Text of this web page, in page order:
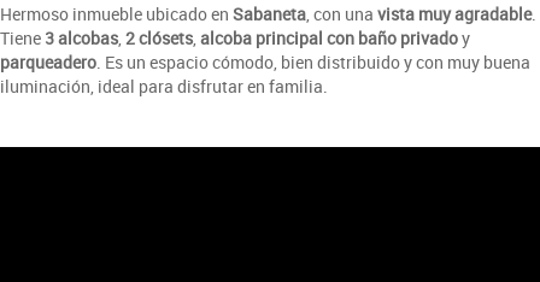
Hermoso inmueble ubicado en Sabaneta, con una vista muy agradable.
Tiene 3 alcobas,2 clósets,alcoba principal con baño privadoy
parqueadero. Es un espacio cómodo, bien distribuido y con muy buena
iluminación, ideal para disfrutar en familia.